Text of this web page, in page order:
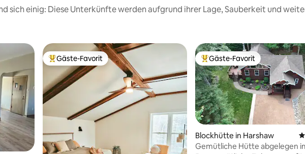
sich einig: Diese Unterkünfte werden aufgrund ihrer Lage, Sauberkeit und
Beliebter Gäste-Favorit.
Gäste-Favorit Beliebter Gäste-Favorit.
Gäste-Favorit
Blockhütte in Harshaw
Gemütliche Hütte abgelegen